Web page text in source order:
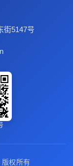
街5147号
权所有